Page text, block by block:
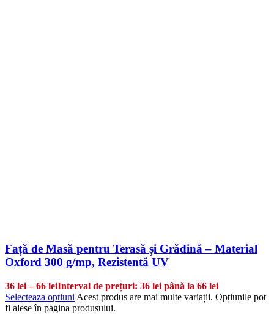
Față de Masă pentru Terasă și Grădină – Material
Oxford 300 g/mp, Rezistentă UV
36 lei – 66 leiInterval de prețuri: 36 lei până la 66 lei
Selecteaza optiuni Acest produs are mai multe variații. Opțiunile pot
fi alese în pagina produsului.